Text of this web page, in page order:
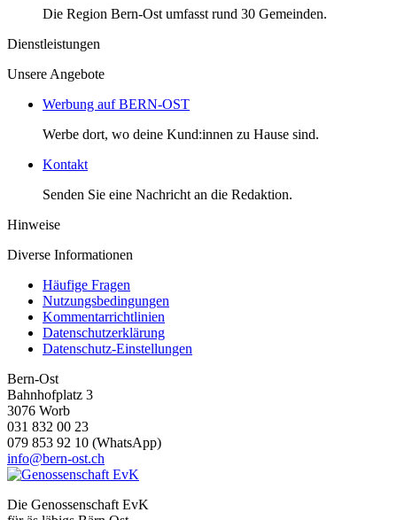
Die Region Bern-Ost umfasst rund 30 Gemeinden.
Dienstleistungen
Unsere Angebote
Werbung auf BERN-OST
Werbe dort, wo deine Kund:innen zu Hause sind.
Kontakt
Senden Sie eine Nachricht an die Redaktion.
Hinweise
Diverse Informationen
Häufige Fragen
Nutzungsbedingungen
Kommentarrichtlinien
Datenschutzerklärung
Datenschutz-Einstellungen
Bern-Ost
Bahnhofplatz 3
3076 Worb
031 832 00 23
079 853 92 10 (WhatsApp)
info@bern-ost.ch
Die Genossenschaft EvK